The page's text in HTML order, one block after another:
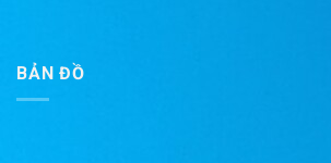
BẢN ĐỒ